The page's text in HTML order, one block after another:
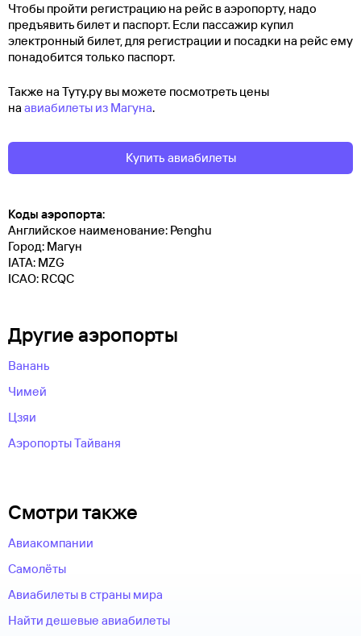
Чтобы пройти регистрацию на рейс в аэропорту, надо
предъявить билет и паспорт. Если пассажир купил
электронный билет, для регистрации и посадки на рейс ему
понадобится только паспорт.
Также на Туту.ру вы можете посмотреть цены
на авиабилеты из Магуна.
Купить авиабилеты
Коды аэропорта:
Английское наименование: Penghu
Город: Магун
IATA: MZG
ICAO: RCQC
Другие аэропорты
Ванань
Чимей
Цзяи
Аэропорты Тайваня
Смотри также
Авиакомпании
Самолёты
Авиабилеты в страны мира
Найти дешевые авиабилеты